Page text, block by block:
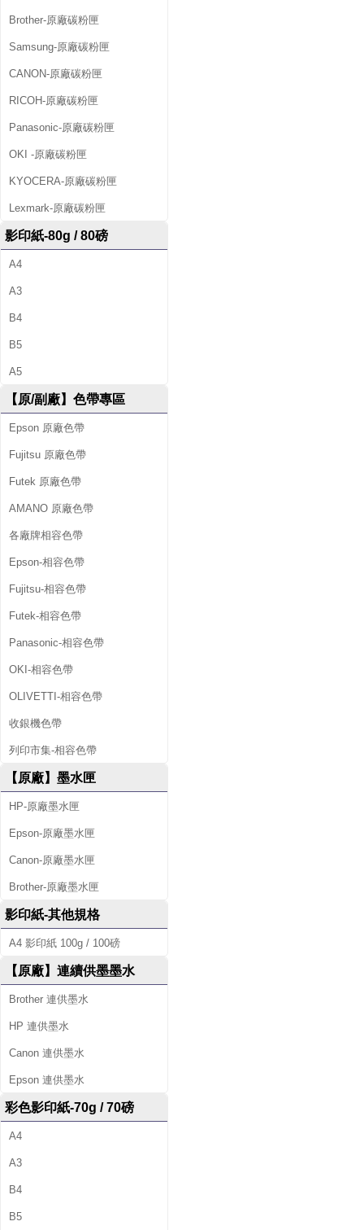
Brother-原廠碳粉匣
Samsung-原廠碳粉匣
CANON-原廠碳粉匣
RICOH-原廠碳粉匣
Panasonic-原廠碳粉匣
OKI -原廠碳粉匣
KYOCERA-原廠碳粉匣
Lexmark-原廠碳粉匣
影印紙-80g / 80磅
A4
A3
B4
B5
A5
【原/副廠】色帶專區
Epson 原廠色帶
Fujitsu 原廠色帶
Futek 原廠色帶
AMANO 原廠色帶
各廠牌相容色帶
Epson-相容色帶
Fujitsu-相容色帶
Futek-相容色帶
Panasonic-相容色帶
OKI-相容色帶
OLIVETTI-相容色帶
收銀機色帶
列印市集-相容色帶
【原廠】墨水匣
HP-原廠墨水匣
Epson-原廠墨水匣
Canon-原廠墨水匣
Brother-原廠墨水匣
影印紙-其他規格
A4 影印紙 100g / 100磅
【原廠】連續供墨墨水
Brother 連供墨水
HP 連供墨水
Canon 連供墨水
Epson 連供墨水
彩色影印紙-70g / 70磅
A4
A3
B4
B5